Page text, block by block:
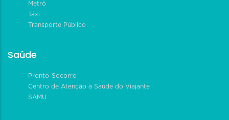
Metrô
Táxi
Transporte Público
Saúde
Pronto-Socorro
Centro de Atenção à Saúde do Viajante
SAMU